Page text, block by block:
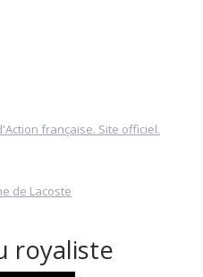
française. Site officiel.
de Lacoste
royaliste